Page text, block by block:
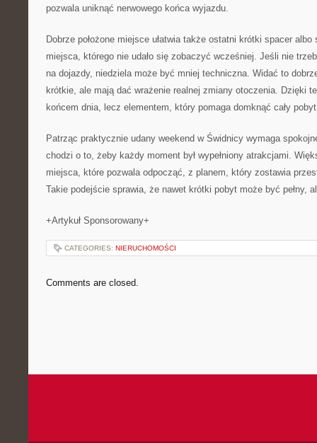
pozwala uniknąć nerwowego końca wyjazdu.
Dobrze położone miejsce ułatwia także ostatni krótki spacer
miejsca, którego nie udało się zobaczyć wcześniej. Jeśli nie
na dojazdy, niedziela może być mniej techniczna. Widać to
krótkie, ale mają dać wrażenie realnej zmiany otoczenia. Dzięki
końcem dnia, lecz elementem, który pomaga domknąć cały
Patrząc praktycznie udany weekend w Świdnicy wymaga
chodzi o to, żeby każdy moment był wypełniony atrakcjami.
miejsca, które pozwala odpocząć, z planem, który zostawia
Takie podejście sprawia, że nawet krótki pobyt może być pełny,
+Artykuł Sponsorowany+
CATEGORIES: NIERUCHOMOŚCI
Comments are closed.